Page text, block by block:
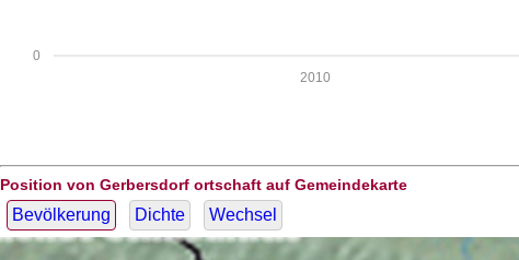
0
2010
Position von Gerbersdorf ortschaft auf Gemeindekarte
Bevölkerung Dichte Wechsel